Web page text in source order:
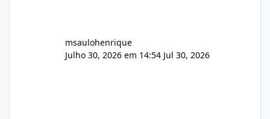
msaulohenrique
Julho 30, 2026 em 14:54 Jul 30, 2026